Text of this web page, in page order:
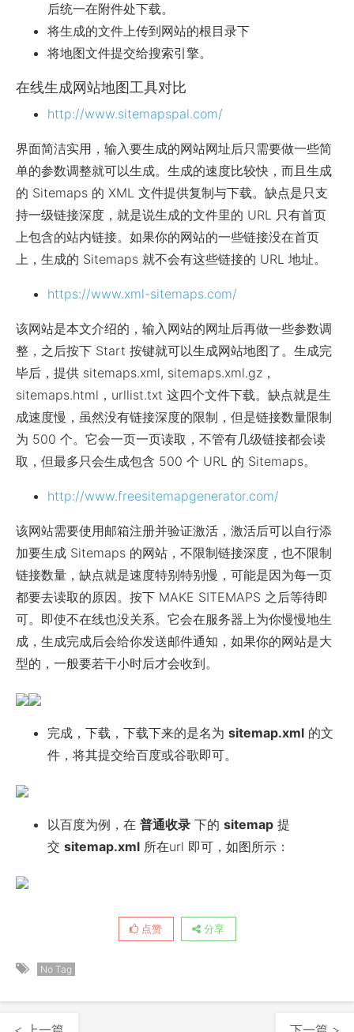
后统一在附件处下载。
将生成的文件上传到网站的根目录下
将地图文件提交给搜索引擎。
在线生成网站地图工具对比
http://www.sitemapspal.com/
界面简洁实用，输入要生成的网站网址后只需要做一些简
单的参数调整就可以生成。生成的速度比较快，而且生成
的 Sitemaps 的 XML 文件提供复制与下载。缺点是只支
持一级链接深度，就是说生成的文件里的 URL 只有首页
上包含的站内链接。如果你的网站的一些链接没在首页
上，生成的 Sitemaps 就不会有这些链接的 URL 地址。
https://www.xml-sitemaps.com/
该网站是本文介绍的，输入网站的网址后再做一些参数调
整，之后按下 Start 按键就可以生成网站地图了。生成完
毕后，提供 sitemaps.xml, sitemaps.xml.gz，
sitemaps.html，urllist.txt 这四个文件下载。缺点就是生
成速度慢，虽然没有链接深度的限制，但是链接数量限制
为 500 个。它会一页一页读取，不管有几级链接都会读
取，但最多只会生成包含 500 个 URL 的 Sitemaps。
http://www.freesitemapgenerator.com/
该网站需要使用邮箱注册并验证激活，激活后可以自行添
加要生成 Sitemaps 的网站，不限制链接深度，也不限制
链接数量，缺点就是速度特别特别慢，可能是因为每一页
都要去读取的原因。按下 MAKE SITEMAPS 之后等待即
可。即使不在线也没关系。它会在服务器上为你慢慢地生
成，生成完成后会给你发送邮件通知，如果你的网站是大
型的，一般要若干小时后才会收到。
完成，下载，下载下来的是名为 sitemap.xml 的文
件，将其提交给百度或谷歌即可。
以百度为例，在 普通收录 下的 sitemap 提
交 sitemap.xml 所在url 即可，如图所示：
点赞 分享
No Tag